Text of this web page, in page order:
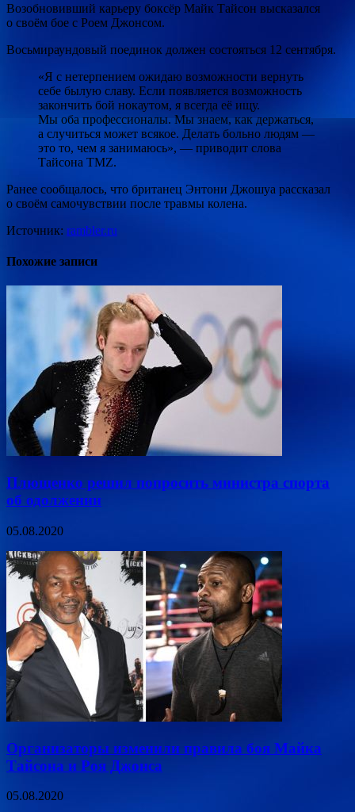
Возобновивший карьеру боксёр Майк Тайсон высказался
о своём бое с Роем Джонсом.
Восьмираундовый поединок должен состояться 12 сентября.
«Я с нетерпением ожидаю возможности вернуть
себе былую славу. Если появляется возможность
закончить бой нокаутом, я всегда её ищу.
Мы оба профессионалы. Мы знаем, как держаться,
а случиться может всякое. Делать больно людям —
это то, чем я занимаюсь», — приводит слова
Тайсона TMZ.
Ранее сообщалось, что британец Энтони Джошуа рассказал
о своём самочувствии после травмы колена.
Источник: rambler.ru
Похожие записи
Плющенко решил попросить министра спорта
об одолжении
05.08.2020
Организаторы изменили правила боя Майка
Тайсона и Роя Джонса
05.08.2020